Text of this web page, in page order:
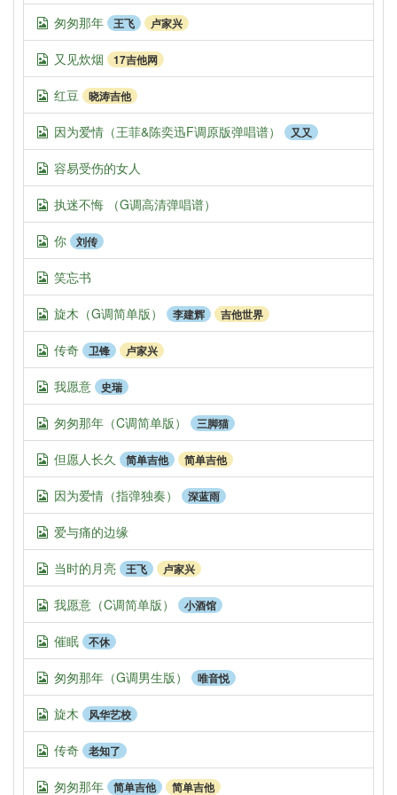
匆匆那年 王飞 卢家兴
又见炊烟 17吉他网
红豆 晓涛吉他
因为爱情（王菲&陈奕迅F调原版弹唱谱） 又又
容易受伤的女人
执迷不悔 （G调高清弹唱谱）
你 刘传
笑忘书
旋木（G调简单版） 李建辉 吉他世界
传奇 卫锋 卢家兴
我愿意 史瑞
匆匆那年（C调简单版） 三脚猫
但愿人长久 简单吉他 简单吉他
因为爱情（指弹独奏） 深蓝雨
爱与痛的边缘
当时的月亮 王飞 卢家兴
我愿意（C调简单版） 小酒馆
催眠 不休
匆匆那年（G调男生版） 唯音悦
旋木 风华艺校
传奇 老知了
匆匆那年 简单吉他 简单吉他